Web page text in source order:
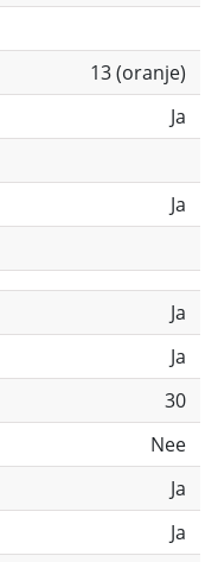
13 (oranje)
Ja
Ja
Ja
Ja
30
Nee
Ja
Ja